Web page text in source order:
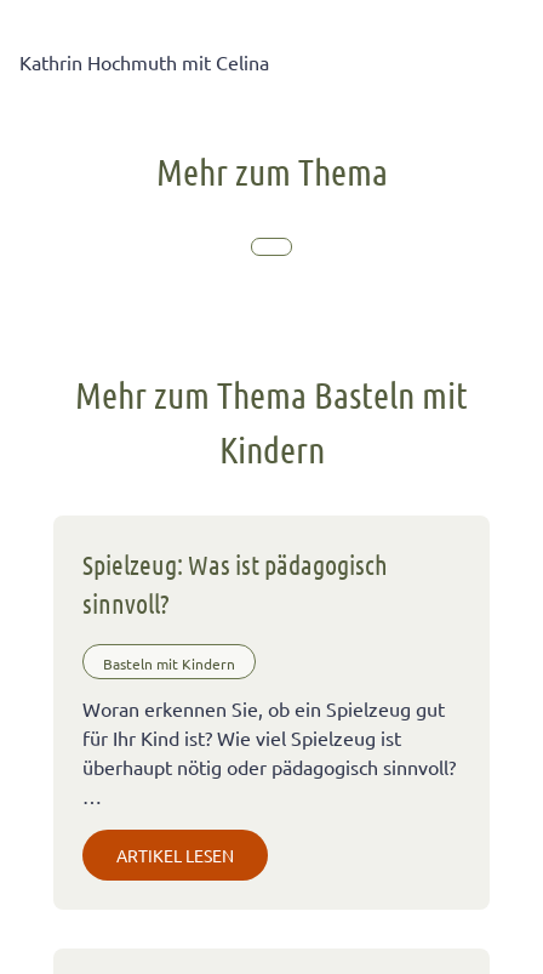
Kathrin Hochmuth mit Celina
Mehr zum Thema
Mehr zum Thema Basteln mit
Kindern
Spielzeug: Was ist pädagogisch
sinnvoll?
Basteln mit Kindern
Woran erkennen Sie, ob ein Spielzeug gut
für Ihr Kind ist? Wie viel Spielzeug ist
überhaupt nötig oder pädagogisch sinnvoll?
ARTIKEL LESEN